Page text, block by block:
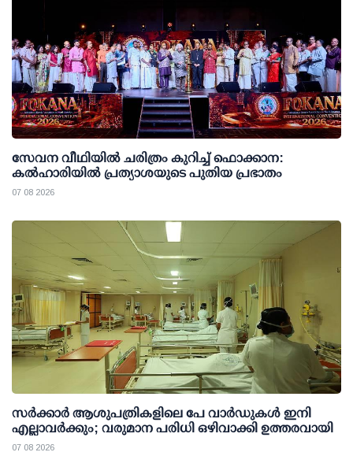
സേവന വീഥിയില്‍ ചരിത്രം കുറിച്ച് ഫൊക്കാന:
കല്‍ഹാരിയില്‍ പ്രത്യാശയുടെ പുതിയ പ്രഭാതം
07 08 2026
സര്‍ക്കാര്‍ ആശുപത്രികളിലെ പേ വാര്‍ഡുകള്‍ ഇനി
എല്ലാവര്‍ക്കും; വരുമാന പരിധി ഒഴിവാക്കി ഉത്തരവായി
07 08 2026